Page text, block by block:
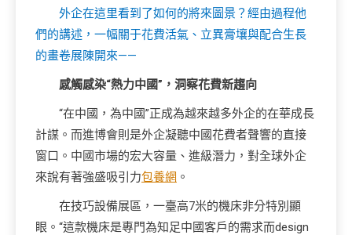
外企在這里看到了如何的將來圖景？經由過程他
們的講述，一幅關于花費活氣、立異膏壤與配合生長
的畫卷展陳開來——
感觸感染“熱力中國”，洞察花費新趨向
“在中國，為中國”正成為越來越多外企的在華成長
計謀。而進博會則是外企凝聽中國花費者聲響的直接
窗口。中國市場的宏大容量、進級潛力，對全球外企
來說有著強盛吸引力包養網 。
在技巧設備展區，一臺高7米的機床非分特別顯
眼。“這款機床是專門為知足中國客戶的需求而design